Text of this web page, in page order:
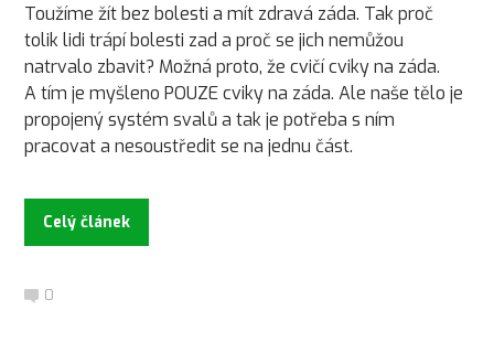
Toužíme žít bez bolesti a mít zdravá záda. Tak proč
tolik lidi trápí bolesti zad a proč se jich nemůžou
natrvalo zbavit? Možná proto, že cvičí cviky na záda.
A tím je myšleno POUZE cviky na záda. Ale naše tělo je
propojený systém svalů a tak je potřeba s ním
pracovat a nesoustředit se na jednu část.
Celý článek
0